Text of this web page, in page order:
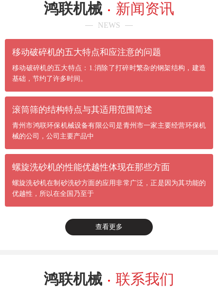
鸿联机械 新闻资讯
NEWS
​移动破碎机的五大特点和应注意的问题
移动破碎机的五大特点：1.消除了打碎时繁杂的钢架结构，建造
基础，节约了许多时间。
滚筒筛的结构特点与其适用范围简述
青州市鸿联环保机械设备有限公司是青州市一家主要经营环保机
械的公司，公司主要产品中
螺旋洗砂机的性能优越性体现在那些方面
螺旋洗砂机在制砂洗砂方面的应用非常广泛，正是因为其功能的
优越性，所以在全国乃至于
查看更多
鸿联机械 联系我们